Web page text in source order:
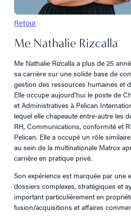
Retour
Me Nathalie Rizcalla
Me Nathalie Rizcalla a plus de 25
sa carrière sur une solide base de
gestion des ressources humaines et
Elle occupe aujourd’hui le poste de
et Administratives à Pelican
lequel elle chapeaute entre-autre les
RH, Communications, conformité et
Pelican. Elle a occupé un rôle
au sein de la multinationale Matrox
carrière en pratique privé.
Son expérience est marquée par une
dossiers complexes, stratégiques et
important particulièrement en
fusion/acquisitions et affaires